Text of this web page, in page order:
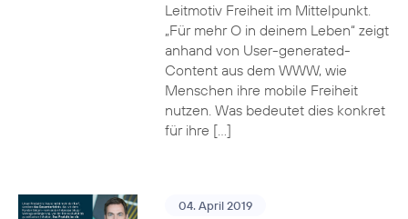
Leitmotiv Freiheit im Mittelpunkt.
„Für mehr O in deinem Leben“ zeigt
anhand von User-generated-
Content aus dem WWW, wie
Menschen ihre mobile Freiheit
nutzen. Was bedeutet dies konkret
für ihre […]
04. April 2019